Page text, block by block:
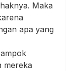
Maka
apa yang
mereka